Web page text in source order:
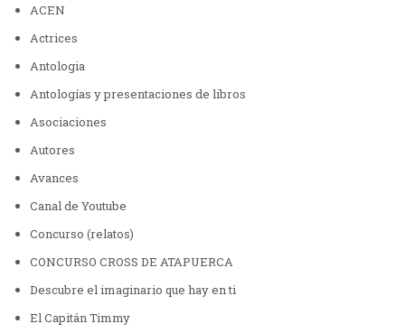
ACEN
Actrices
Antologia
Antologías y presentaciones de libros
Asociaciones
Autores
Avances
Canal de Youtube
Concurso (relatos)
CONCURSO CROSS DE ATAPUERCA
Descubre el imaginario que hay en ti
El Capitán Timmy